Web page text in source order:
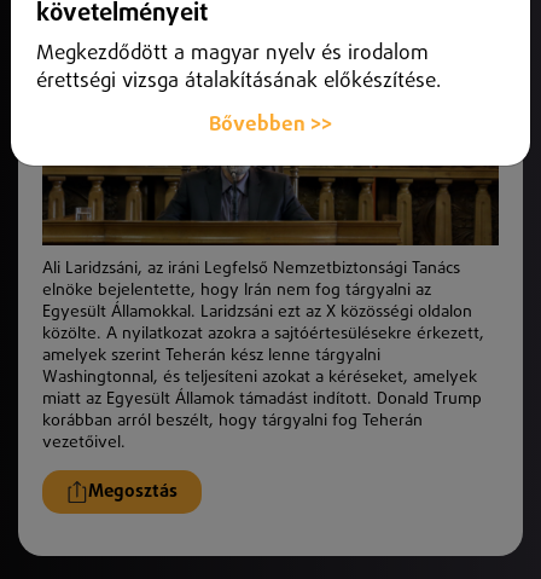
Ali Laridzsáni, az iráni Legfelső Nemzetbiztonsági Tanács
elnöke bejelentette, hogy Irán nem fog tárgyalni az
Egyesült Államokkal. Laridzsáni ezt az X közösségi oldalon
közölte. A nyilatkozat azokra a sajtóértesülésekre érkezett,
amelyek szerint Teherán kész lenne tárgyalni
Washingtonnal, és teljesíteni azokat a kéréseket, amelyek
miatt az Egyesült Államok támadást indított. Donald Trump
korábban arról beszélt, hogy tárgyalni fog Teherán
vezetőivel.
Megosztás
követelményeit
Megkezdődött a magyar nyelv és irodalom
érettségi vizsga átalakításának előkészítése.
Bővebben >>